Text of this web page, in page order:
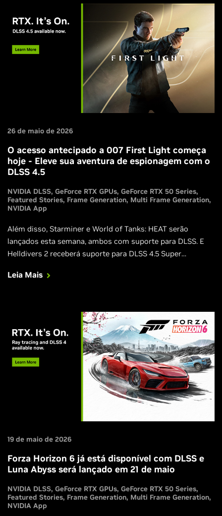
26 de maio de 2026
O acesso antecipado a 007 First Light começa
hoje - Eleve sua aventura de espionagem com o
DLSS 4.5
NVIDIA DLSS GeForce RTX GPUs GeForce RTX 50 Series
Featured Stories Frame Generation Multi Frame Generation
NVIDIA App
Além disso, Starminer e World of Tanks: HEAT serão
lançados esta semana, ambos com suporte para DLSS. E
Helldivers 2 receberá suporte para DLSS 4.5 Super
Leia Mais
19 de maio de 2026
Forza Horizon 6 já está disponível com DLSS e
Luna Abyss será lançado em 21 de maio
NVIDIA DLSS GeForce RTX GPUs GeForce RTX 50 Series
Featured Stories Frame Generation Multi Frame Generation
NVIDIA App